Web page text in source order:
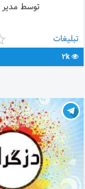
توسط مدیر
تبلیغات
2k